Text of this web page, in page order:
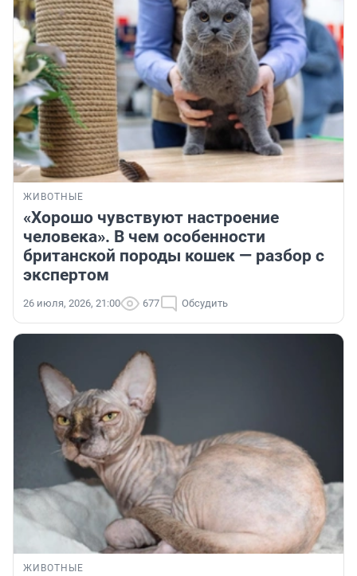
ЖИВОТНЫЕ
«Хорошо чувствуют настроение
человека». В чем особенности
британской породы кошек — разбор с
экспертом
26 июля, 2026, 21:00 677 Обсудить
ЖИВОТНЫЕ